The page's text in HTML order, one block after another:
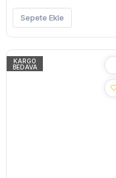
Sepete Ekle
KARGO
BEDAVA